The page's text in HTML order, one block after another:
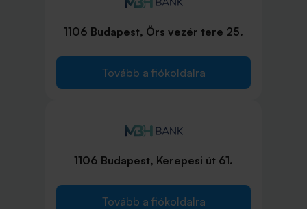
1106 Budapest, Örs vezér tere 25.
Tovább a fiókoldalra
1106 Budapest, Kerepesi út 61.
Tovább a fiókoldalra